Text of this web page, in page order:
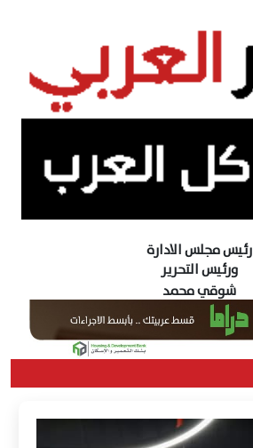
رئيس مجلس الادارة
ورئيس التحرير
شوقي محمد